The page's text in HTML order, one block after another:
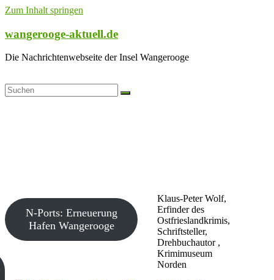
Zum Inhalt springen
wangerooge-aktuell.de
Die Nachrichtenwebseite der Insel Wangerooge
Klaus-Peter Wolf,
Erfinder des
Ostfrieslandkrimis,
Schriftsteller,
Drehbuchautor ,
Krimimuseum
Norden
N-Ports: Erneuerung
Hafen Wangerooge